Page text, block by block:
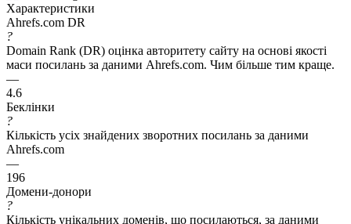
Характеристики
Ahrefs.com DR
?
Domain Rank (DR) оцінка авторитету сайту на основі якості
маси посилань за даними Ahrefs.com. Чим більше тим краще.
—
4.6
Беклінки
?
Кількість усіх знайдених зворотних посилань за даними
Ahrefs.com
—
196
Домени-донори
?
Кількість унікальних доменів, що посилаються, за даними